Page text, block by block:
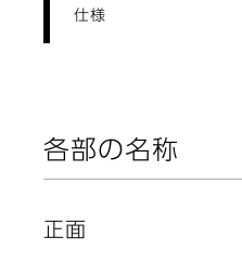
仕様
各部の名称
正面